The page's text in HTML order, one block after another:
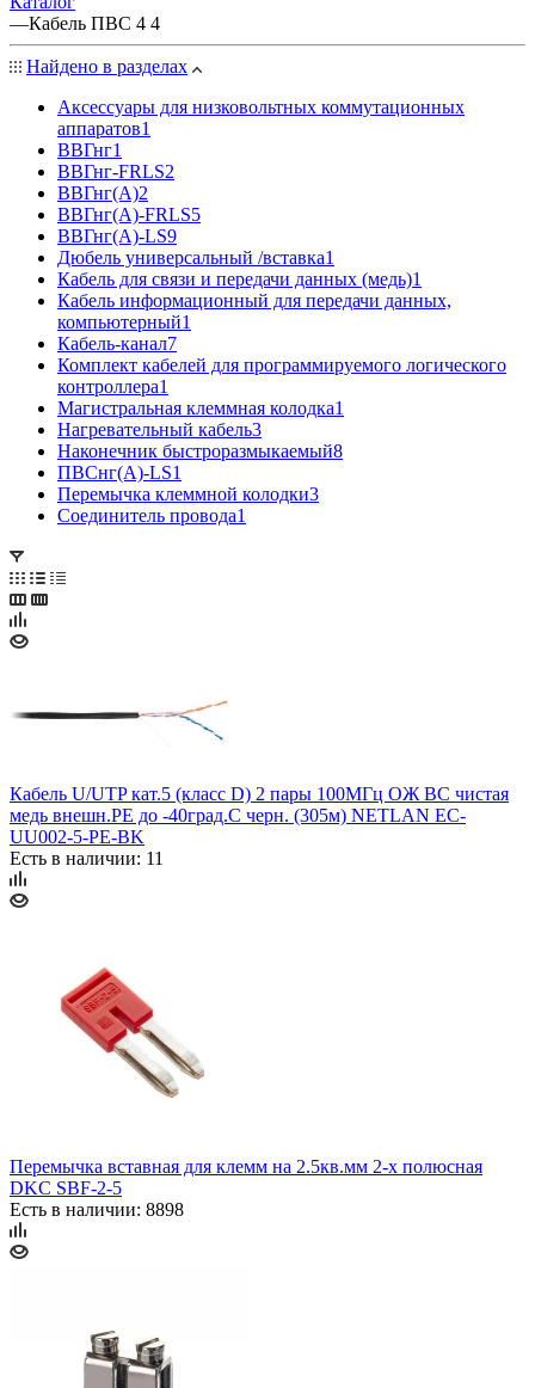
—Кабель ПВС 4 4
Найдено в разделах
Аксессуары для низковольтных коммутационных
аппаратов1
ВВГнг1
ВВГнг-FRLS2
ВВГнг(А)2
ВВГнг(А)-FRLS5
ВВГнг(А)-LS9
Дюбель универсальный /вставка1
Кабель для связи и передачи данных (медь)1
Кабель информационный для передачи данных,
компьютерный1
Кабель-канал7
Комплект кабелей для программируемого логического
контроллера1
Магистральная клеммная колодка1
Нагревательный кабель3
Наконечник быстроразмыкаемый8
ПВСнг(А)-LS1
Перемычка клеммной колодки3
Соединитель провода1
Кабель U/UTP кат.5 (класс D) 2 пары 100МГц ОЖ BC чистая
медь внешн.PE до -40град.C черн. (305м) NETLAN EC-
UU002-5-PE-BK
Есть в наличии: 11
Перемычка вставная для клемм на 2.5кв.мм 2-х полюсная
DKC SBF-2-5
Есть в наличии: 8898